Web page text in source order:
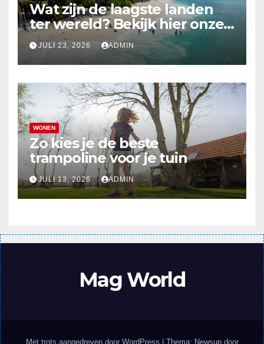
Wat zijn de laagste landen
ter wereld? Bekijk hier onze
top 10
JULI 23, 2026 ADMIN
WONEN
Zo kies je de beste
trampoline voor je tuin
JULI 13, 2026 ADMIN
Mag World
Met trots aangedreven door WordPress Thema: Newsup door